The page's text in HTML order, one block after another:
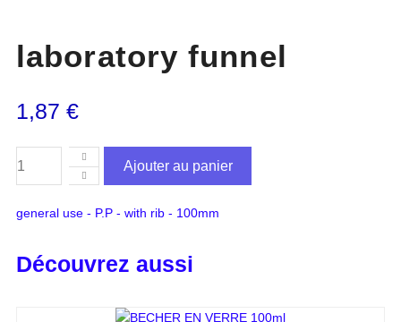
laboratory funnel
1,87 €
Ajouter au panier
general use - P.P - with rib - 100mm
Découvrez aussi